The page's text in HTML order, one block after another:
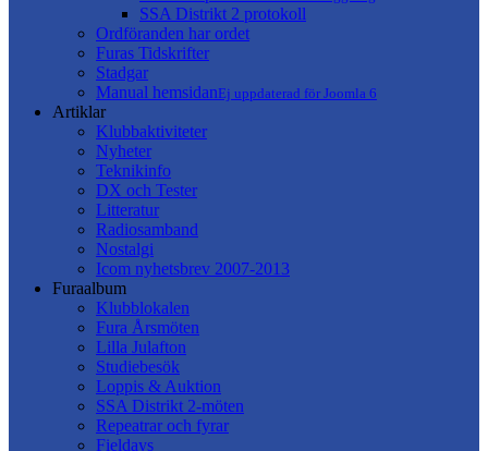
SSA Distrikt 2 protokoll
Ordföranden har ordet
Furas Tidskrifter
Stadgar
Manual hemsidanEj uppdaterad för Joomla 6
Artiklar
Klubbaktiviteter
Nyheter
Teknikinfo
DX och Tester
Litteratur
Radiosamband
Nostalgi
Icom nyhetsbrev 2007-2013
Furaalbum
Klubblokalen
Fura Årsmöten
Lilla Julafton
Studiebesök
Loppis & Auktion
SSA Distrikt 2-möten
Repeatrar och fyrar
Fieldays